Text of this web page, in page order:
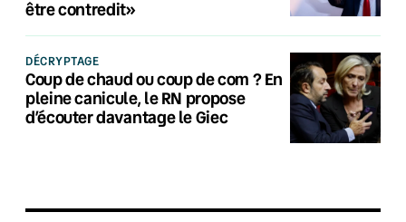
être contredit»
DÉCRYPTAGE
Coup de chaud ou coup de com ? En
pleine canicule, le RN propose
d’écouter davantage le Giec